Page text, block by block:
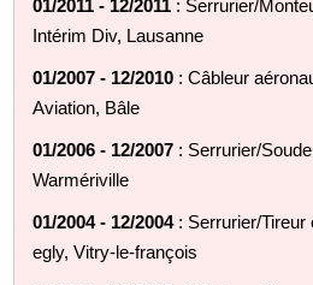
01/2011 - 12/2011 : Serrurier/
Intérim Div, Lausanne
01/2007 - 12/2010 : Câbleur
Aviation, Bâle
01/2006 - 12/2007 : Serrurier/
Warmériville
01/2004 - 12/2004: Serrurier/Tireur
egly, Vitry-le-françois